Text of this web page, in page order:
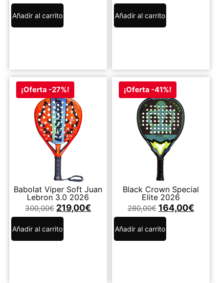
Añadir al carrito Añadir al carrito
¡Oferta -27%!
Babolat Viper Soft Juan
Lebron 3.0 2026
300,00€ 219,00€
Añadir al carrito
¡Oferta -41%!
Black Crown Special
Elite 2026
280,00€ 164,00€
Añadir al carrito